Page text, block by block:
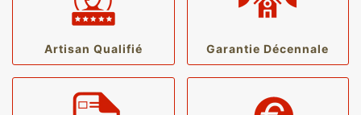
Artisan Qualifié Garantie Décennale